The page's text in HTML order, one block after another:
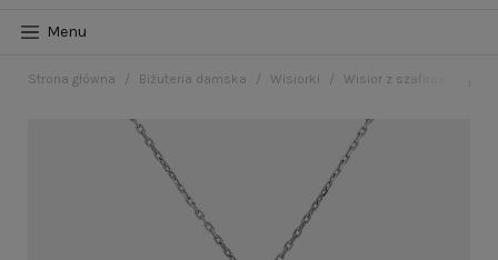
Menu
Strona główna Biżuteria damska Wisiorki Wisior z szafirową